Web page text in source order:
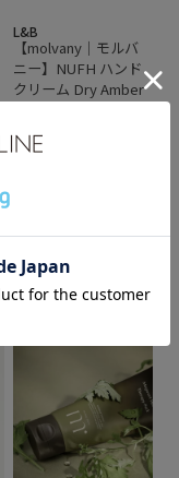
L&B
【molvany｜モルバ
ニー】NUFH ハンド
クリーム Dry Amber